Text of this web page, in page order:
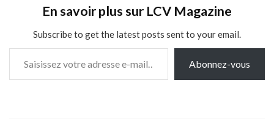
En savoir plus sur LCV Magazine
Subscribe to get the latest posts sent to your email.
Saisissez votre adresse e-mail…
Abonnez-vous